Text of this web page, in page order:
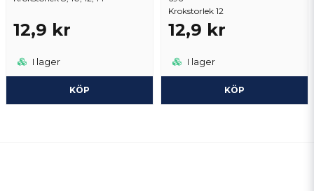
12,9 kr
I lager
KÖP
Krokstorlek 12
12,9 kr
I lager
KÖP